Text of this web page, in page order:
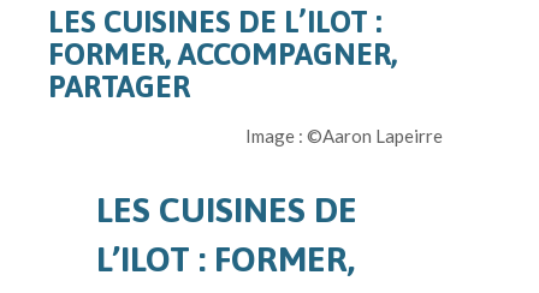
LES CUISINES DE L’ILOT :
FORMER, ACCOMPAGNER,
PARTAGER
Image : ©Aaron Lapeirre
LES CUISINES DE
L’ILOT : FORMER,